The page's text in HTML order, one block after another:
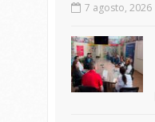
7 agosto, 2026